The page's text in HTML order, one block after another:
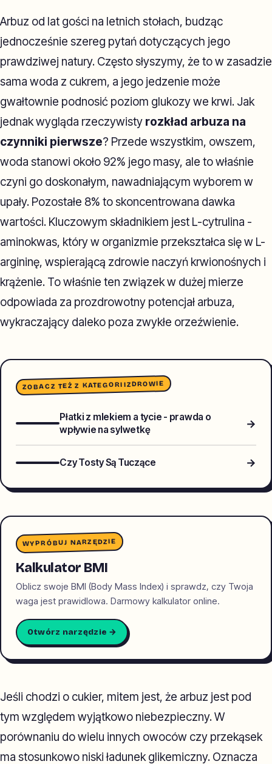
Arbuz od lat gości na letnich stołach, budząc
jednocześnie szereg pytań dotyczących jego
prawdziwej natury. Często słyszymy, że to w zasadzie
sama woda z cukrem, a jego jedzenie może
gwałtownie podnosić poziom glukozy we krwi. Jak
jednak wygląda rzeczywisty rozkład arbuza na
czynniki pierwsze? Przede wszystkim, owszem,
woda stanowi około 92% jego masy, ale to właśnie
czyni go doskonałym, nawadniającym wyborem w
upały. Pozostałe 8% to skoncentrowana dawka
wartości. Kluczowym składnikiem jest L-cytrulina -
aminokwas, który w organizmie przekształca się w L-
argininę, wspierającą zdrowie naczyń krwionośnych i
krążenie. To właśnie ten związek w dużej mierze
odpowiada za prozdrowotny potencjał arbuza,
wykraczający daleko poza zwykłe orzeźwienie.
ZOBACZ TEŻ Z KATEGORIIZDROWIE
Płatki z mlekiem a tycie - prawda o
wpływie na sylwetkę
→
Czy Tosty Są Tuczące →
WYPRÓBUJ NARZĘDZIE
Kalkulator BMI
Oblicz swoje BMI (Body Mass Index) i sprawdz, czy Twoja
waga jest prawidlowa. Darmowy kalkulator online.
Otwórz narzędzie →
Jeśli chodzi o cukier, mitem jest, że arbuz jest pod
tym względem wyjątkowo niebezpieczny. W
porównaniu do wielu innych owoców czy przekąsek
ma stosunkowo niski ładunek glikemiczny. Oznacza